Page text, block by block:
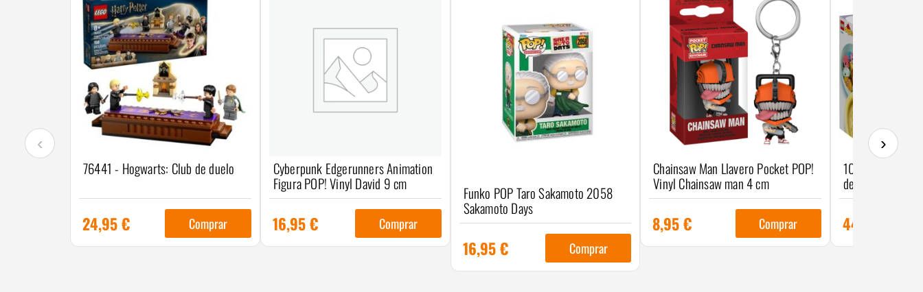
‹
76441 - Hogwarts: Club de duelo
24,95€ Comprar
Cyberpunk Edgerunners Animation
Figura POP! Vinyl David 9 cm
16,95€ Comprar
Funko POP Taro Sakamoto 2058
Sakamoto Days
16,95€ Comprar
Chainsaw Man Llavero Pocket POP!
Vinyl Chainsaw man 4 cm
8,95€ Comprar
10966 -
de los Animales
44,95
›